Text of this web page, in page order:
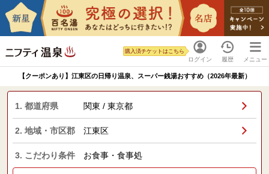
ログイン
購入済チケットはこちら
履歴 メニュー
【クーポンあり】江東区の日帰り温泉、スーパー銭湯おすすめ（2026年最新）
1. 都道府県 関東 / 東京都
2. 地域・市区郡 江東区
3. こだわり条件 お食事・食事処